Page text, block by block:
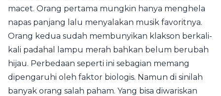
macet. Orang pertama mungkin hanya menghela
napas panjang lalu menyalakan musik favoritnya.
Orang kedua sudah membunyikan klakson berkali-
kali padahal lampu merah bahkan belum berubah
hijau. Perbedaan seperti ini sebagian memang
dipengaruhi oleh faktor biologis. Namun di sinilah
banyak orang salah paham. Yang bisa diwariskan